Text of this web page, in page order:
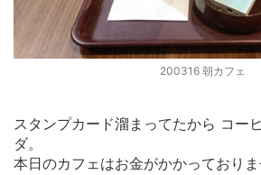
200316 朝カフェ
スタンプカード溜まってたから コー
ダ。
本日のカフェはお金がかかっておりま